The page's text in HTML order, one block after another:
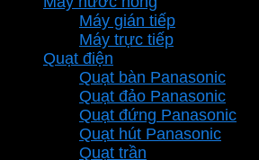
Máy gián tiếp
Máy trực tiếp
Quạt điện
Quạt bàn Panasonic
Quạt đảo Panasonic
Quạt đứng Panasonic
Quạt hút Panasonic
Quạt trần